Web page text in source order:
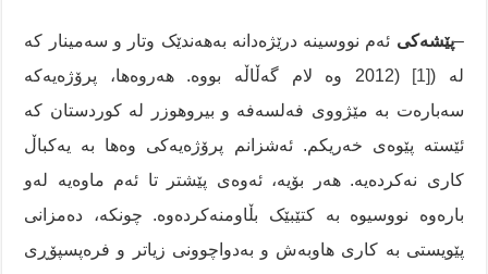
–پێشەکی ئەم نووسینە درێژەدانە بەهەندێک وتار و سەمینار کە
لە ([1]
(2012 وە لام گەڵاڵە بووە. هەروەها، پرۆژەیەکە
سەبارەت بە مێژووی فەلسەفە و بیروهوزر لە کوردستان کە
ئێستە پێوەی خەریکم. ئەشزانم پرۆژەیەکی وەها بە یەکباڵ
کاری نەکردەیە. هەر بۆیە، ئەوەی پێشتر تا ئەم ماوەیە لەو
بارەوە نووسیوە بە کتێبێک بڵاومنەکردەوە. چونکە، دەمزانی
پێویستی بە کاری هاوبەش و بەدواچوونی زیاتر و فرەپسپۆڕی